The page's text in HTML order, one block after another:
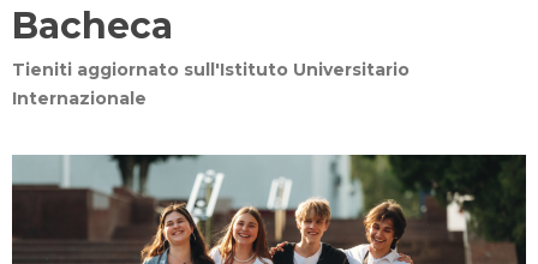
Bacheca
Tieniti aggiornato sull'Istituto Universitario
Internazionale